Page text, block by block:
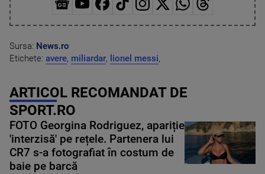
Sursa: News.ro
Etichete: avere, miliardar, lionel messi,
ARTICOL RECOMANDAT DE
SPORT.RO
FOTO Georgina Rodriguez, apariție
'interzisă' pe rețele. Partenera lui
CR7 s-a fotografiat în costum de
baie pe barcă